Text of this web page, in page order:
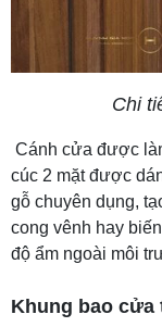
Chi
Cánh cửa được
cúc 2 mặt được
gỗ chuyên dụng,
cong vênh hay
độ ẩm ngoài môi
Khung bao